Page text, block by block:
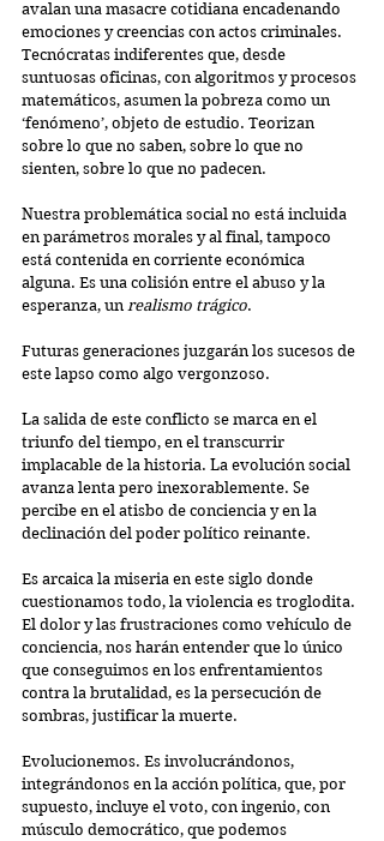
avalan una masacre cotidiana encadenando
emociones y creencias con actos criminales.
Tecnócratas indiferentes que, desde
suntuosas oficinas, con algoritmos y procesos
matemáticos, asumen la pobreza como un
‘fenómeno’, objeto de estudio. Teorizan
sobre lo que no saben, sobre lo que no
sienten, sobre lo que no padecen.
Nuestra problemática social no está incluida
en parámetros morales y al final, tampoco
está contenida en corriente económica
alguna. Es una colisión entre el abuso y la
esperanza, un realismo trágico.
Futuras generaciones juzgarán los sucesos de
este lapso como algo vergonzoso.
La salida de este conflicto se marca en el
triunfo del tiempo, en el transcurrir
implacable de la historia. La evolución social
avanza lenta pero inexorablemente. Se
percibe en el atisbo de conciencia y en la
declinación del poder político reinante.
Es arcaica la miseria en este siglo donde
cuestionamos todo, la violencia es troglodita.
El dolor y las frustraciones como vehículo de
conciencia, nos harán entender que lo único
que conseguimos en los enfrentamientos
contra la brutalidad, es la persecución de
sombras, justificar la muerte.
Evolucionemos. Es involucrándonos,
integrándonos en la acción política, que, por
supuesto, incluye el voto, con ingenio, con
músculo democrático, que podemos